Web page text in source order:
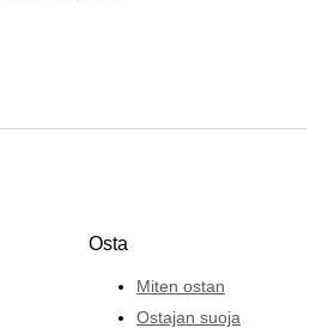
Osta
Miten ostan
Ostajan suoja